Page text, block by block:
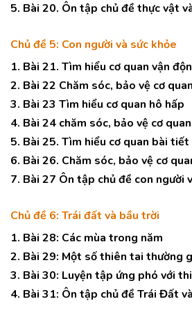
5. Bài 20. Ôn tập chủ đề thực vật
Chủ đề 5: Con người và sức khỏe
1. Bài 21. Tìm hiểu cơ quan vận
2. Bài 22 Chăm sóc, bảo vệ cơ
3. Bài 23 Tìm hiểu cơ quan hô hấp
4. Bài 24 chăm sóc, bảo vệ cơ
5. Bài 25. Tìm hiểu cơ quan bài
6. Bài 26. Chăm sóc, bảo vệ cơ
7. Bài 27 Ôn tập chủ đề con người
Chủ đề 6: Trái đất và bầu trời
1. Bài 28: Các mùa trong năm
2. Bài 29: Một số thiên tai thường
3. Bài 30: Luyện tập ứng phó với
4. Bài 31: Ôn tập chủ đề Trái Đất